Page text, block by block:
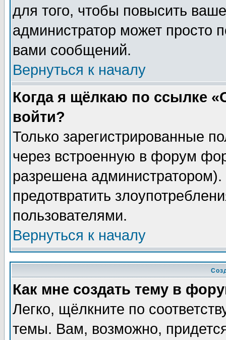
для того, чтобы повысить
администратор может просто
вами сообщений.
Вернуться к началу
Когда я щёлкаю по ссылке
войти?
Только зарегистрированные
через встроенную в форум
разрешена
предотвратить
пользователями.
Вернуться к началу
Как мне создать тему в
Легко, щёлкните по
темы. Вам, возможно,